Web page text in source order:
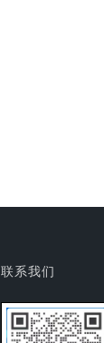
联系我们